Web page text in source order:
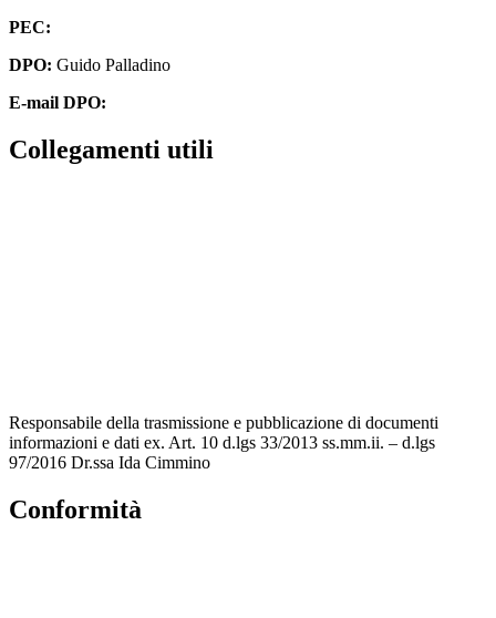
PEC:
DPO: Guido Palladino
E-mail DPO:
Collegamenti utili
Responsabile della trasmissione e pubblicazione di documenti
informazioni e dati ex. Art. 10 d.lgs 33/2013 ss.mm.ii. – d.lgs
97/2016 Dr.ssa Ida Cimmino
Conformità